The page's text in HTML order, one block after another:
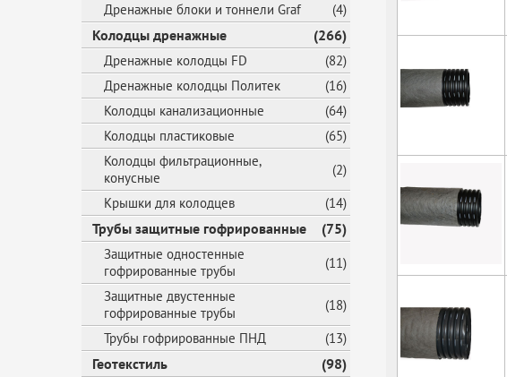
Дренажные блоки и тоннели Graf
(4)
Колодцы дренажные (266)
Дренажные колодцы FD
(82)
Дренажные колодцы Политек
(16)
Колодцы канализационные
(64)
Колодцы пластиковые
(65)
Колодцы фильтрационные,
конусные
(2)
Крышки для колодцев
(14)
Трубы защитные гофрированные (75)
Защитные одностенные
гофрированные трубы
(11)
Защитные двустенные
гофрированные трубы
(18)
Трубы гофрированные ПНД
(13)
Геотекстиль (98)